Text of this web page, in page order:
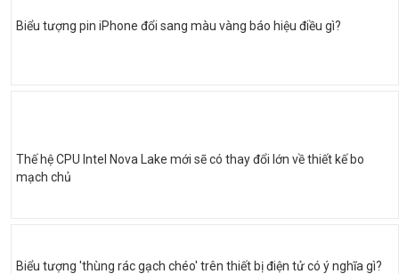
Biểu tượng pin iPhone đổi sang màu vàng báo hiệu điều gì?
Thế hệ CPU Intel Nova Lake mới sẽ có thay đổi lớn về thiết kế bo
mạch chủ
Biểu tượng 'thùng rác gạch chéo' trên thiết bị điện tử có ý nghĩa gì?